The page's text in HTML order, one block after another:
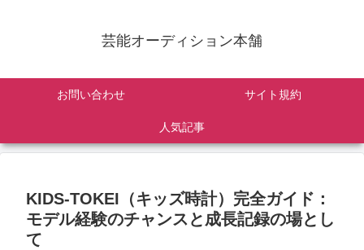
芸能オーディション本舗
お問い合わせ サイト規約
人気記事
KIDS-TOKEI（キッズ時計）完全ガイド：
モデル経験のチャンスと成長記録の場とし
て